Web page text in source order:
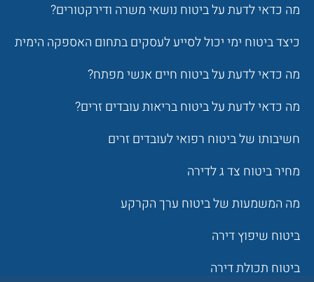
מה כדאי לדעת על ביטוח נושאי משרה ודירקטורים?
כיצד ביטוח ימי יכול לסייע לעסקים בתחום האספקה הימית
מה כדאי לדעת על ביטוח חיים אנשי מפתח?
מה כדאי לדעת על ביטוח בריאות עובדים זרים?
חשיבותו של ביטוח רפואי לעובדים זרים
מחיר ביטוח צד ג לדירה
מה המשמעות של ביטוח ערך הקרקע
ביטוח שיפוץ דירה
ביטוח תכולת דירה